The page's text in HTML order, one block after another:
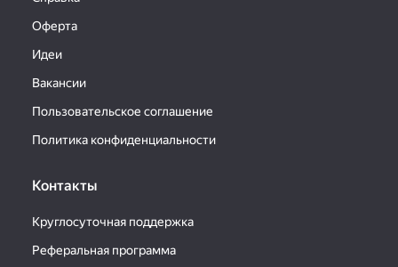
Оферта
Идеи
Вакансии
Пользовательское соглашение
Политика конфиденциальности
Контакты
Круглосуточная поддержка
Реферальная программа